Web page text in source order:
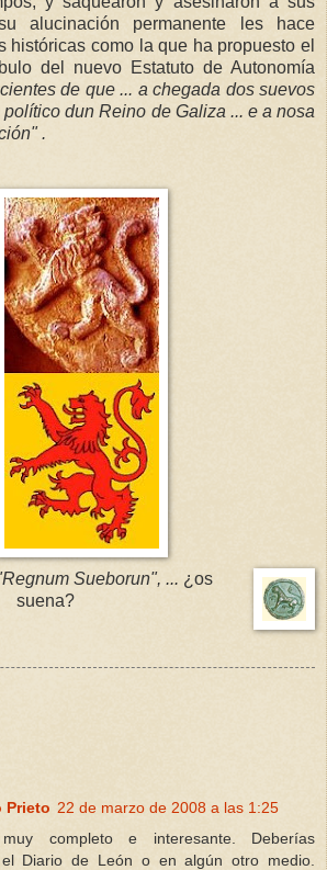
alucinación permanente les hace
históricas como la que ha propuesto el
del nuevo Estatuto de Autonomía
de que ... a chegada dos suevos
dun Reino de Galiza ... e a nosa
.
Sueborun", ... ¿os
suena?
Prieto 22 de marzo de 2008 a las 1:25
completo e interesante. Deberías
Diario de León o en algún otro medio.